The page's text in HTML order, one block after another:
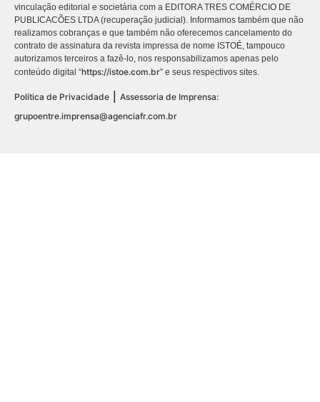
vinculação editorial e societária com a EDITORA TRES COMÉRCIO DE
PUBLICACÕES LTDA (recuperação judicial). Informamos também que não
realizamos cobranças e que também não oferecemos cancelamento do
contrato de assinatura da revista impressa de nome ISTOÉ, tampouco
autorizamos terceiros a fazê-lo, nos responsabilizamos apenas pelo
conteúdo digital “https://istoe.com.br” e seus respectivos sites.
Política de Privacidade | Assessoria de Imprensa:
grupoentre.imprensa@agenciafr.com.br